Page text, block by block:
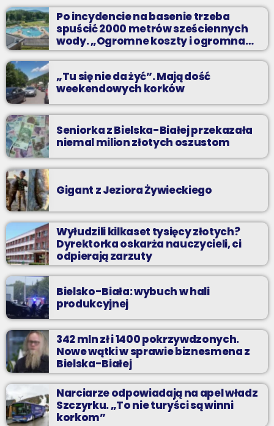
Ponadczasowa lista tanecznych hitów z kręgu muzyki euro
dance. Największe z największych - hity wszech czasów w
Twoim ulubionym radiu.
Po incydencie na basenie trzeba
spuścić 2000 metrów sześciennych
wody. „Ogromne koszty i ogromna
praca”
„Tu się nie da żyć”. Mają dość
weekendowych korków
Seniorka z Bielska-Białej przekazała
niemal milion złotych oszustom
Gigant z Jeziora Żywieckiego
Wyłudzili kilkaset tysięcy złotych?
Dyrektorka oskarża nauczycieli, ci
odpierają zarzuty
Bielsko-Biała: wybuch w hali
produkcyjnej
342 mln zł i 1400 pokrzywdzonych.
Nowe wątki w sprawie biznesmena z
Bielska-Białej
Narciarze odpowiadają na apel władz
Szczyrku. „To nie turyści są winni
korkom”